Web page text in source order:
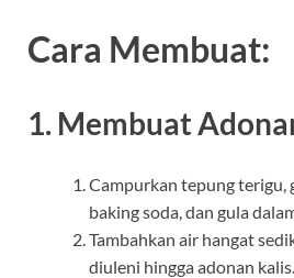
Cara Membuat:
1. Membuat
Campurkan tepung terigu,
baking soda, dan gula
Tambahkan air hangat
diuleni hingga adonan kalis.